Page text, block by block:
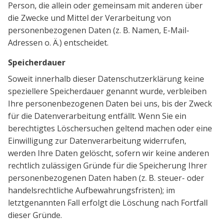
Person, die allein oder gemeinsam mit anderen über
die Zwecke und Mittel der Verarbeitung von
personenbezogenen Daten (z. B. Namen, E-Mail-
Adressen o. Ä.) entscheidet.
Speicherdauer
Soweit innerhalb dieser Datenschutzerklärung keine
speziellere Speicherdauer genannt wurde, verbleiben
Ihre personenbezogenen Daten bei uns, bis der Zweck
für die Datenverarbeitung entfällt. Wenn Sie ein
berechtigtes Löschersuchen geltend machen oder eine
Einwilligung zur Datenverarbeitung widerrufen,
werden Ihre Daten gelöscht, sofern wir keine anderen
rechtlich zulässigen Gründe für die Speicherung Ihrer
personenbezogenen Daten haben (z. B. steuer- oder
handelsrechtliche Aufbewahrungsfristen); im
letztgenannten Fall erfolgt die Löschung nach Fortfall
dieser Gründe.